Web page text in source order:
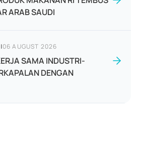
ARAB SAUDI
|06 AUGUST 2026
SAMA INDUSTRI-
DENGAN